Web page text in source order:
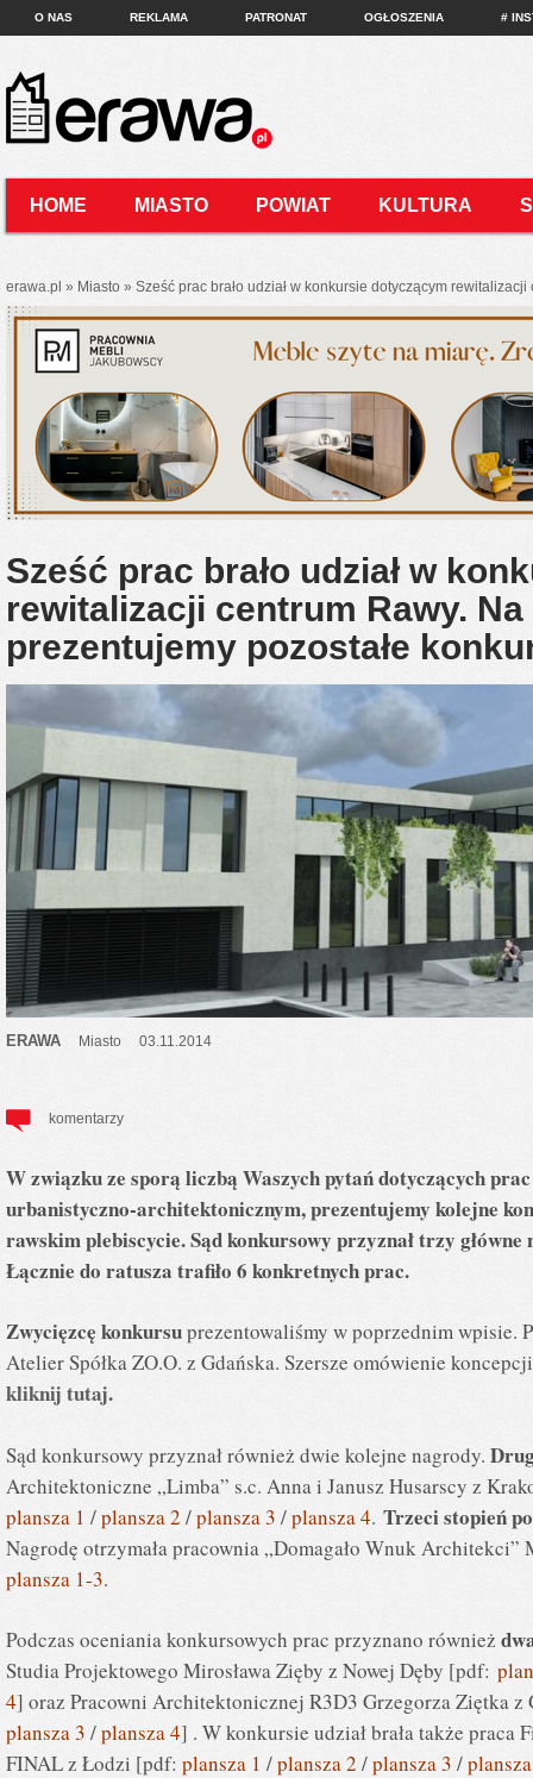
O NAS REKLAMA PATRONAT OGŁOSZENIA #
HOME MIASTO POWIAT KULTURA
erawa.pl » Miasto » Sześć prac brało udział w konkursie dotyczącym
Sześć prac brało udział w
rewitalizacji centrum Rawy. Na
prezentujemy pozostałe
ERAWA Miasto 03.11.2014
komentarzy
W związku ze sporą liczbą Waszych pytań dotyczących
urbanistyczno-architektonicznym, prezentujemy kolejne
rawskim plebiscycie. Sąd konkursowy przyznał trzy
Łącznie do ratusza trafiło 6 konkretnych prac.
Zwycięzcę konkursuprezentowaliśmy w poprzednim wpisie.
Atelier Spółka ZO.O. z Gdańska. Szersze omówienie
kliknij tutaj.
Sąd konkursowy przyznał również dwie kolejne nagrody.
Architektoniczne „Limba” s.c. Anna i Janusz Husarscy z
plansza 1 /plansza 2 /plansza 3 /plansza 4. Trzeci stopień
Nagrodę otrzymała pracownia „Domagało Wnuk Architekci”
plansza 1-3.
Podczas oceniania konkursowych prac przyznano również
Studia Projektowego Mirosława Zięby z Nowej Dęby [pdf:
4] oraz Pracowni Architektonicznej R3D3 Grzegorza Ziętka
plansza 3 /plansza 4] . W konkursie udział brała także praca
FINAL z Łodzi [pdf: plansza 1 /plansza 2 /plansza 3 /